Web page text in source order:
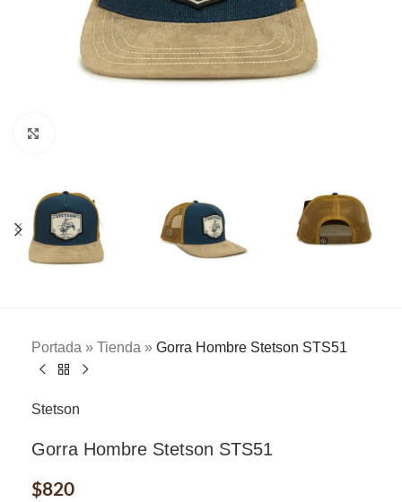
Portada » Tienda » Gorra Hombre Stetson STS51
Stetson
Gorra Hombre Stetson STS51
$820